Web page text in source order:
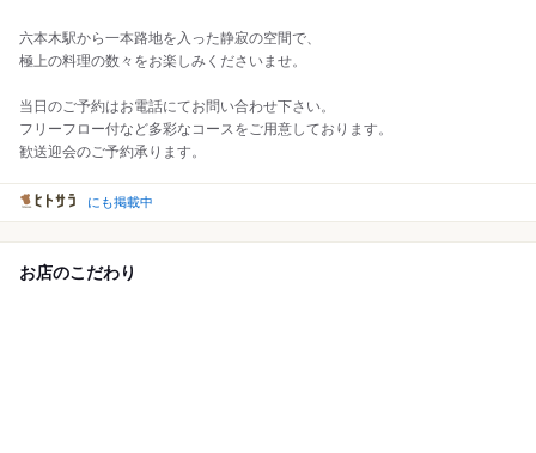
六本木駅から一本路地を入った静寂の空間で、
極上の料理の数々をお楽しみくださいませ。
当日のご予約はお電話にてお問い合わせ下さい。
フリーフロー付など多彩なコースをご用意しております。
歓送迎会のご予約承ります。
にも掲載中
お店のこだわり